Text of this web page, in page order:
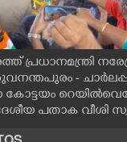
പ്രധാനമന്ത്രി
-
പതാക വീശി